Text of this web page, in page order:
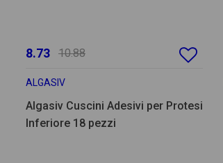
8.73 10.88
ALGASIV
Algasiv Cuscini Adesivi per Protesi
Inferiore 18 pezzi